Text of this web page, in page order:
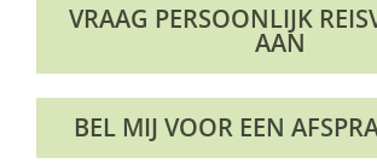
VRAAG PERSOONLIJK
AAN
BEL MIJ VOOR EEN